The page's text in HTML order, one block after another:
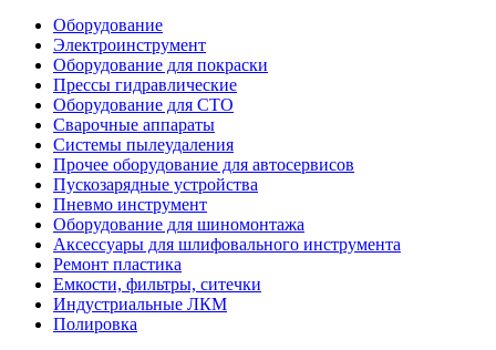
Оборудование
Электроинструмент
Оборудование для покраски
Прессы гидравлические
Оборудование для СТО
Сварочные аппараты
Системы пылеудаления
Прочее оборудование для автосервисов
Пускозарядные устройства
Пневмо инструмент
Оборудование для шиномонтажа
Аксессуары для шлифовального инструмента
Ремонт пластика
Емкости, фильтры, ситечки
Индустриальные ЛКМ
Полировка